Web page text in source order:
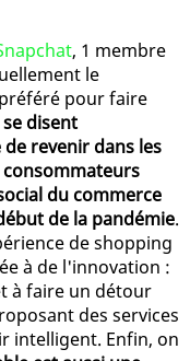
, 1 membre
le
pour faire
disent
revenir dans les
consommateurs
du commerce
de la pandémie.
de shopping
à de l'innovation :
à faire un détour
des services
intelligent. Enfin, on